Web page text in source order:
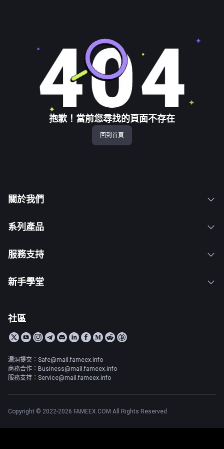
抱歉！當前您尋找的頁面不存在
回到首頁
關於我們
系列產品
服務支持
新手學堂
社區
漏洞提交：Safe@mail.fameex.info
商務合作：Business@mail.fameex.info
服務支持：Service@mail.fameex.info
Copyright © 2022-2026 FAMEEX.COM All Rights Reserved